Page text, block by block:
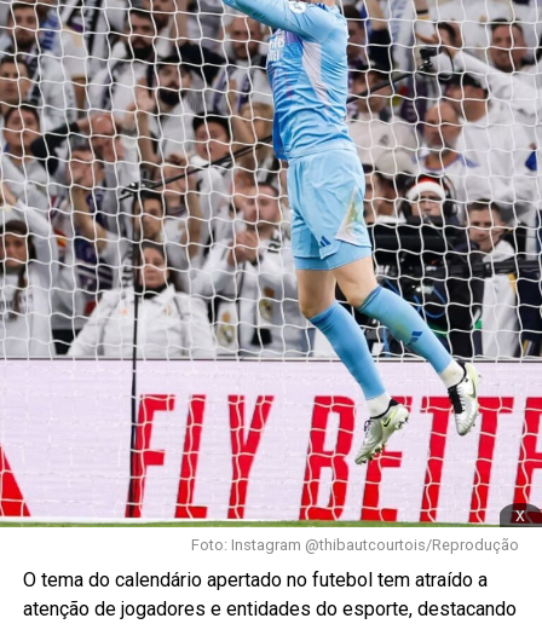
x
Foto: Instagram @thibautcourtois/Reprodução
O tema do calendário apertado no futebol tem atraído a
atenção de jogadores e entidades do esporte, destacando